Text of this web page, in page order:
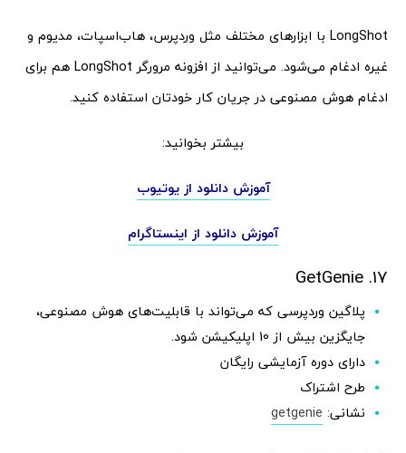
LongShot با ابزارهای مختلف مثل وردپرس، هاب‌اسپات، مدیوم و
غیره ادغام می‌شود. می‌توانید از افزونه مرورگر LongShot هم برای
ادغام هوش مصنوعی در جریان کار خودتان استفاده کنید.
بیشتر بخوانید:
آموزش دانلود از یوتیوب
آموزش دانلود از اینستاگرام
17. GetGenie
پلاگین وردپرسی که می‌تواند با قابلیت‌های هوش مصنوعی،
جایگزین بیش از 10 اپلیکیشن شود.
دارای دوره آزمایشی رایگان
طرح اشتراک
نشانی: getgenie